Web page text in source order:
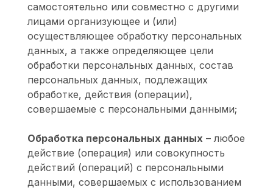
самостоятельно или совместно с другими
лицами организующее и (или)
осуществляющее обработку персональных
данных, а также определяющее цели
обработки персональных данных, состав
персональных данных, подлежащих
обработке, действия (операции),
совершаемые с персональными данными;
Обработка персональных данных – любое
действие (операция) или совокупность
действий (операций) с персональными
данными, совершаемых с использованием